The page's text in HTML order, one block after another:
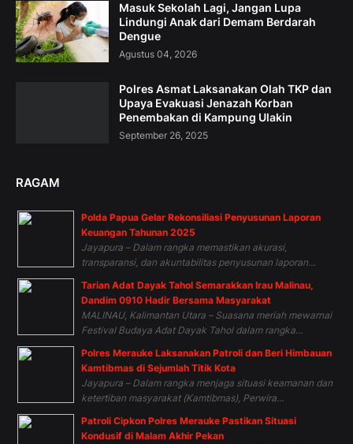
Masuk Sekolah Lagi, Jangan Lupa
Lindungi Anak dari Demam Berdarah
Dengue
Agustus 04, 2026
Polres Asmat Laksanakan Olah TKP dan
Upaya Evakuasi Jenazah Korban
Penembakan di Kampung Ulakin
September 26, 2025
RAGAM
Polda Papua Gelar Rekonsiliasi Penyusunan Laporan
Keuangan Tahunan 2025
Jayapura – Dalam rangka memastikan akurasi,
transparansi, dan akuntabilitas penyusunan laporan...
Tarian Adat Dayak Tahol Semarakkan Irau Malinau,
Dandim 0910 Hadir Bersama Masyarakat
MALINAU, Kalimantan Utara – Suasana meriah mewarnai
Festival Budaya Adat Dayak Tahol dalam rangka...
Polres Merauke Laksanakan Patroli dan Beri Himbauan
Kamtibmas di Sejumlah Titik Kota
Jayapura – Dalam rangka menjaga situasi keamanan dan
ketertiban masyarakat (Kamtibmas), Perwira...
Patroli Cipkon Polres Merauke Pastikan Situasi
Kondusif di Malam Akhir Pekan